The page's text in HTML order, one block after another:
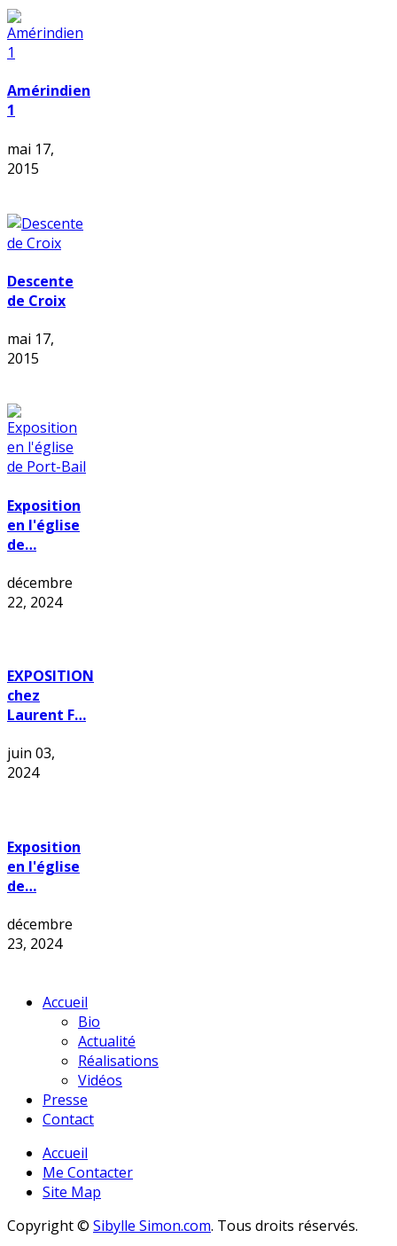
Amérindien
1
mai 17,
2015
Descente
de Croix
mai 17,
2015
Exposition
en l'église
de…
décembre
22, 2024
EXPOSITION
chez
Laurent F…
juin 03,
2024
Exposition
en l'église
de…
décembre
23, 2024
Accueil
Bio
Actualité
Réalisations
Vidéos
Presse
Contact
Accueil
Me Contacter
Site Map
Copyright © Sibylle Simon.com. Tous droits réservés.